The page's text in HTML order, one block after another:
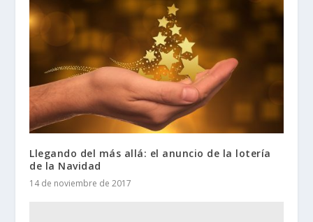
Llegando del más allá: el anuncio de la lotería
de la Navidad
14 de noviembre de 2017